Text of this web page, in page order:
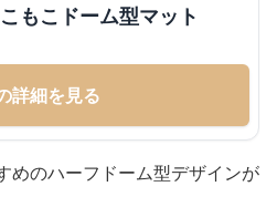
もこドーム型マット
詳細を見る
めのハーフドーム型デザインが